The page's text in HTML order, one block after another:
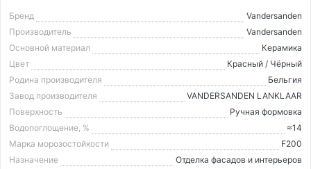
Бренд
Vandersanden
Производитель
Vandersanden
Основной материал
Керамика
Цвет
Красный / Чёрный
Родина производителя
Бельгия
Завод производителя
VANDERSANDEN LANKLAAR
Поверхность
Ручная формовка
Водопоглощение, %
≈14
Марка морозостойкости
F200
Назначение
Отделка фасадов и интерьеров